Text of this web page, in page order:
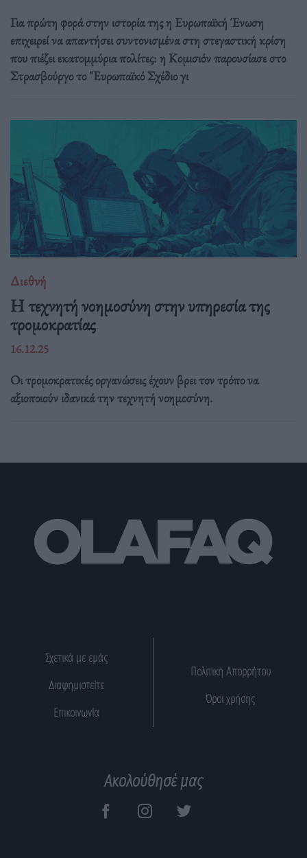
Για πρώτη φορά στην ιστορία της η Ευρωπαϊκή Ένωση
επιχειρεί να απαντήσει συντονισμένα στη στεγαστική κρίση
που πιέζει εκατομμύρια πολίτες: η Κομισιόν παρουσίασε στο
Στρασβούργο το "Ευρωπαϊκό Σχέδιο γι
Διεθνή
Η τεχνητή νοημοσύνη στην υπηρεσία της
τρομοκρατίας
16.12.25
Οι τρομοκρατικές οργανώσεις έχουν βρει τον τρόπο να
αξιοποιούν ιδανικά την τεχνητή νοημοσύνη.
Σχετικά με εμάς
Διαφημιστείτε
Επικοινωνία
Πολιτική Απορρήτου
Όροι χρήσης
Ακολούθησέ μας